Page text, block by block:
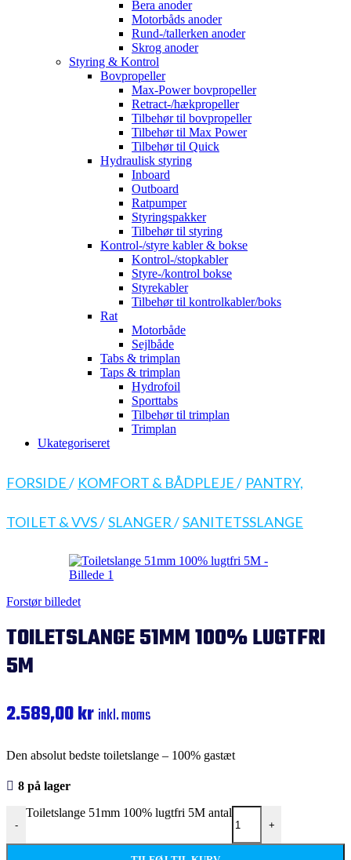
Bera anoder
Motorbåds anoder
Rund-/tallerken anoder
Skrog anoder
Styring & Kontrol
Bovpropeller
Max-Power bovpropeller
Retract-/hækpropeller
Tilbehør til bovpropeller
Tilbehør til Max Power
Tilbehør til Quick
Hydraulisk styring
Inboard
Outboard
Ratpumper
Styringspakker
Tilbehør til styring
Kontrol-/styre kabler & bokse
Kontrol-/stopkabler
Styre-/kontrol bokse
Styrekabler
Tilbehør til kontrolkabler/boks
Rat
Motorbåde
Sejlbåde
Tabs & trimplan
Taps & trimplan
Hydrofoil
Sporttabs
Tilbehør til trimplan
Trimplan
Ukategoriseret
FORSIDE/ KOMFORT & BÅDPLEJE/ PANTRY,
TOILET & VVS/SLANGER/SANITETSSLANGE
Forstør billedet
TOILETSLANGE 51MM 100% LUGTFRI
5M
2.589,00kr inkl. moms
Den absolut bedste toiletslange – 100% gastæt
8 på lager
-
Toiletslange 51mm 100% lugtfri 5M antal
+